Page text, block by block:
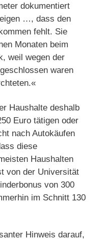
dokumentiert
…, dass den
fehlt. Sie
Monaten beim
weil wegen der
waren
Haushalte deshalb
Euro tätigen oder
nach Autokäufen
diese
Haushalten
von der Universität
von 300
im Schnitt 130
Hinweis darauf,